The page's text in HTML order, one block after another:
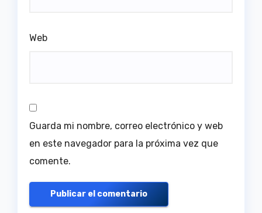
Web
Guarda mi nombre, correo electrónico y web
en este navegador para la próxima vez que
comente.